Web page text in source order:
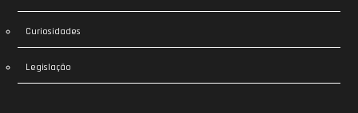
Curiosidades
Legislação